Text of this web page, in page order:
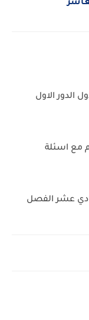
الدور الاول
مع اسئلة
عشر الفصل